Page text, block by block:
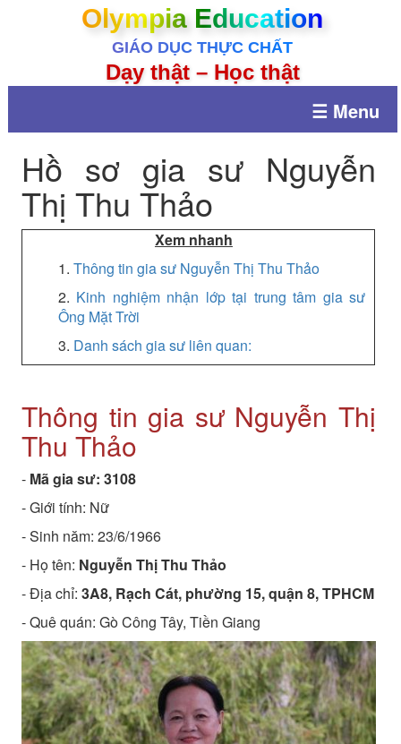
Olympia Education
GIÁO DỤC THỰC CHẤT
Dạy thật – Học thật
☰ Menu
Hồ sơ gia sư Nguyễn
Thị Thu Thảo
Xem nhanh
1. Thông tin gia sư Nguyễn Thị Thu Thảo
2. Kinh nghiệm nhận lớp tại trung tâm gia sư
Ông Mặt Trời
3. Danh sách gia sư liên quan:
Thông tin gia sư Nguyễn Thị
Thu Thảo
- Mã gia sư: 3108
- Giới tính: Nữ
- Sinh năm: 23/6/1966
- Họ tên: Nguyễn Thị Thu Thảo
- Địa chỉ: 3A8, Rạch Cát, phường 15, quận 8, TPHCM
- Quê quán: Gò Công Tây, Tiền Giang